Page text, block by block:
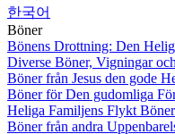
한국어
Böner
Bönens Drottning: Den
Diverse Böner, Vigningar
Böner från Jesus den gode
Böner för Den gudomliga
Heliga Familjens Flykt Böner
Böner från andra